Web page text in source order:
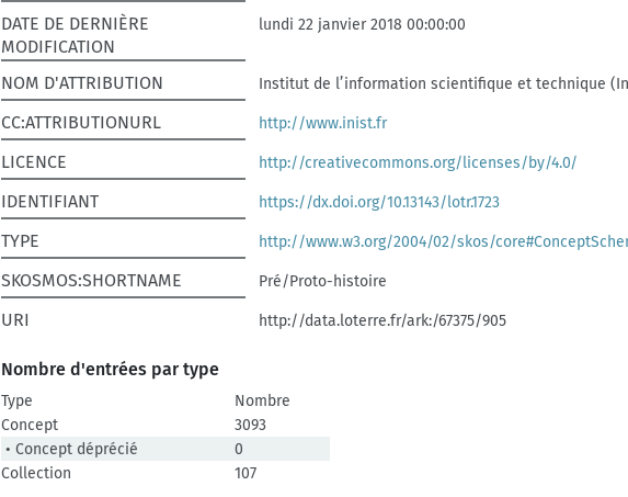
DATE DE DERNIÈRE
MODIFICATION
lundi 22 janvier 2018 00:00:00
NOM D'ATTRIBUTION Institut de l’information scientifique et technique
CC:ATTRIBUTIONURL http://www.inist.fr
LICENCE http://creativecommons.org/licenses/by/4.0/
IDENTIFIANT https://dx.doi.org/10.13143/lotr.1723
TYPE http://www.w3.org/2004/02/skos/
SKOSMOS:SHORTNAME Pré/Proto-histoire
URI http://data.loterre.fr/ark:/67375/905
Nombre d'entrées par type
Type
Nombre
Concept
3093
• Concept déprécié
0
Collection
107